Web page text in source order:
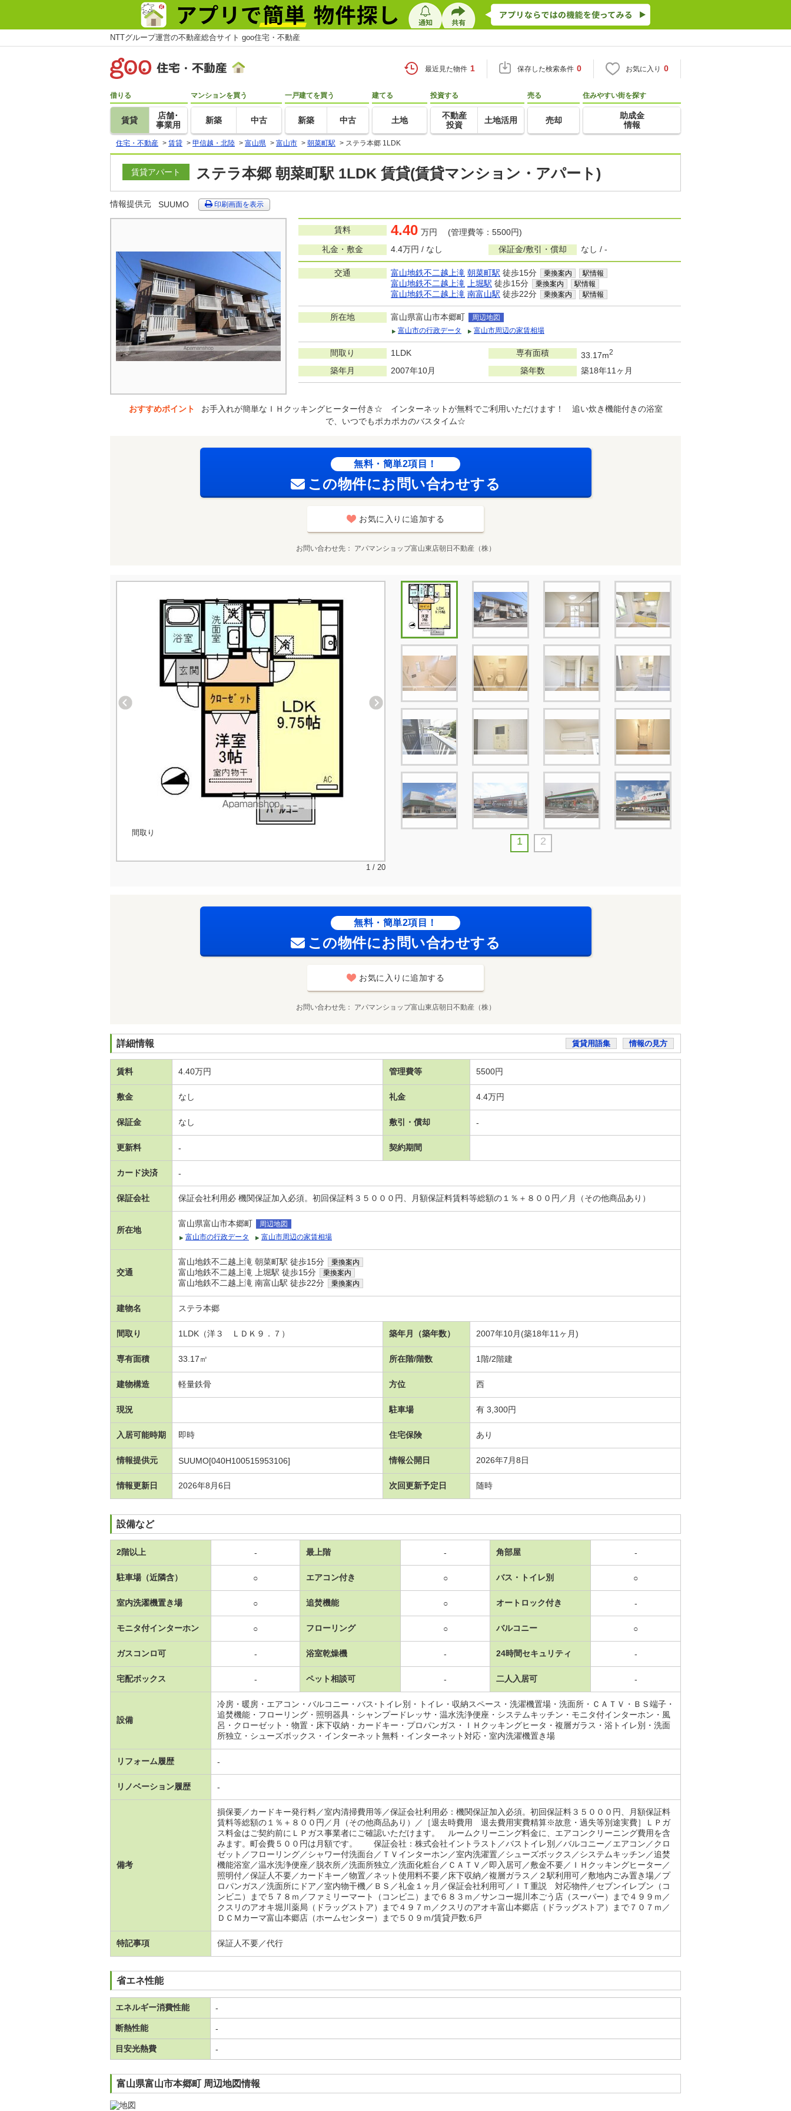
NTTグループ運営の不動産総合サイト goo住宅・不動産
最近見た物件 1 保存した検索条件 0 お気に入り 0
借りる
賃貸
店舗･
事業用
マンションを買う
新築 中古
一戸建てを買う
新築 中古
建てる
土地
投資する
不動産
投資
土地活用
売る
売却
住みやすい街を探す
助成金
情報
住宅・不動産 > 賃貸 > 甲信越・北陸 > 富山県 > 富山市 > 朝菜町駅 > ステラ本郷 1LDK
賃貸アパート ステラ本郷 朝菜町駅 1LDK 賃貸(賃貸マンション・アパート)
情報提供元 SUUMO 印刷画面を表示
賃料 4.40 万円 (管理費等：5500円)
礼金・敷金
4.4万円 / なし 保証金/敷引・償却 なし / -
交通 富山地鉄不二越上滝 朝菜町駅 徒歩15分 乗換案内 駅情報
富山地鉄不二越上滝 上堀駅 徒歩15分 乗換案内 駅情報
富山地鉄不二越上滝 南富山駅 徒歩22分 乗換案内 駅情報
所在地 富山県富山市本郷町
周辺地図
富山市の行政データ
富山市周辺の家賃相場
間取り 1LDK 専有面積 33.17m2
築年月 2007年10月 築年数 築18年11ヶ月
おすすめポイント
お手入れが簡単なＩＨクッキングヒーター付き☆ インターネットが無料でご利用いただけます！ 追い炊き機能付きの浴室
で、いつでもポカポカのバスタイム☆
無料・簡単2項目！
この物件にお問い合わせする
お気に入りに追加する
お問い合わせ先 アパマンショップ富山東店朝日不動産（株）
間取り
1 / 20
1 2
無料・簡単2項目！
この物件にお問い合わせする
お気に入りに追加する
お問い合わせ先 アパマンショップ富山東店朝日不動産（株）
詳細情報 賃貸用語集 情報の見方
賃料 4.40万円 管理費等 5500円
敷金 なし 礼金 4.4万円
保証金 なし 敷引・償却 -
更新料 - 契約期間
カード決済 -
保証会社 保証会社利用必 機関保証加入必須。初回保証料３５０００円、月額保証料賃料等総額の１％＋８００円／月（その他商品あり）
所在地
富山県富山市本郷町
周辺地図
富山市の行政データ
富山市周辺の家賃相場
交通
富山地鉄不二越上滝 朝菜町駅 徒歩15分 乗換案内
富山地鉄不二越上滝 上堀駅 徒歩15分 乗換案内
富山地鉄不二越上滝 南富山駅 徒歩22分 乗換案内
建物名 ステラ本郷
間取り 1LDK（洋３ ＬＤＫ９．７） 築年月（築年数） 2007年10月(築18年11ヶ月)
専有面積 33.17㎡ 所在階/階数 1階/2階建
建物構造 軽量鉄骨 方位 西
現況 駐車場 有 3,300円
入居可能時期 即時 住宅保険 あり
情報提供元 SUUMO[040H100515953106] 情報公開日 2026年7月8日
情報更新日 2026年8月6日 次回更新予定日 随時
設備など
2階以上 - 最上階 - 角部屋 -
駐車場（近隣含） ○ エアコン付き ○ バス・トイレ別 ○
室内洗濯機置き場 ○ 追焚機能 ○ オートロック付き -
モニタ付インターホン ○ フローリング ○ バルコニー ○
ガスコンロ可 - 浴室乾燥機 - 24時間セキュリティ -
宅配ボックス - ペット相談可 - 二人入居可 -
設備
冷房・暖房・エアコン・バルコニー・バス･トイレ別・トイレ・収納スペース・洗濯機置場・洗面所・ＣＡＴＶ・ＢＳ端子・
追焚機能・フローリング・照明器具・シャンプードレッサ・温水洗浄便座・システムキッチン・モニタ付インターホン・風
呂・クローゼット・物置・床下収納・カードキー・プロパンガス・ＩＨクッキングヒータ・複層ガラス・浴トイレ別・洗面
所独立・シューズボックス・インターネット無料・インターネット対応・室内洗濯機置き場
リフォーム履歴 -
リノベーション履歴 -
備考
損保要／カードキー発行料／室内清掃費用等／保証会社利用必：機関保証加入必須。初回保証料３５０００円、月額保証料
賃料等総額の１％＋８００円／月（その他商品あり）／［退去時費用 退去費用実費精算※故意・過失等別途実費］ＬＰガ
ス料金はご契約前にＬＰガス事業者にご確認いただけます。 ルームクリーニング料金に、エアコンクリーニング費用を含
みます。町会費５００円は月額です。 保証会社：株式会社イントラスト／バストイレ別／バルコニー／エアコン／クロ
ゼット／フローリング／シャワー付洗面台／ＴＶインターホン／室内洗濯置／シューズボックス／システムキッチン／追焚
機能浴室／温水洗浄便座／脱衣所／洗面所独立／洗面化粧台／ＣＡＴＶ／即入居可／敷金不要／ＩＨクッキングヒーター／
照明付／保証人不要／カードキー／物置／ネット使用料不要／床下収納／複層ガラス／２駅利用可／敷地内ごみ置き場／プ
ロパンガス／洗面所にドア／室内物干機／ＢＳ／礼金１ヶ月／保証会社利用可／ＩＴ重説 対応物件／セブンイレブン（コ
ンビニ）まで５７８ｍ／ファミリーマート（コンビニ）まで６８３ｍ／サンコー堀川本ごう店（スーパー）まで４９９ｍ／
クスリのアオキ堀川薬局（ドラッグストア）まで４９７ｍ／クスリのアオキ富山本郷店（ドラッグストア）まで７０７ｍ／
ＤＣＭカーマ富山本郷店（ホームセンター）まで５０９ｍ/賃貸戸数:6戸
特記事項 保証人不要／代行
省エネ性能
エネルギー消費性能 -
断熱性能 -
目安光熱費 -
富山県富山市本郷町 周辺地図情報